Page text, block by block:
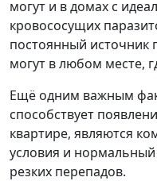
могут и в домах с
кровососущих
постоянный источник
могут в любом месте,
Ещё одним важным
способствует
квартире, являются
условия и
резких перепадов.